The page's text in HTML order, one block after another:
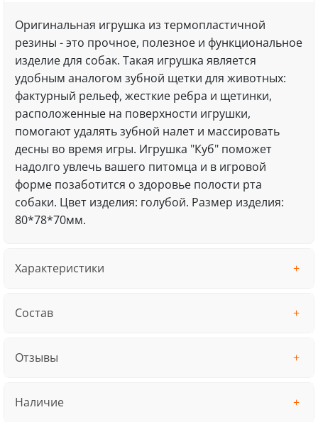
Оригинальная игрушка из термопластичной
резины - это прочное, полезное и функциональное
изделие для собак. Такая игрушка является
удобным аналогом зубной щетки для животных:
фактурный рельеф, жесткие ребра и щетинки,
расположенные на поверхности игрушки,
помогают удалять зубной налет и массировать
десны во время игры. Игрушка "Куб" поможет
надолго увлечь вашего питомца и в игровой
форме позаботится о здоровье полости рта
собаки. Цвет изделия: голубой. Размер изделия:
80*78*70мм.
Характеристики
Состав
Отзывы
Наличие